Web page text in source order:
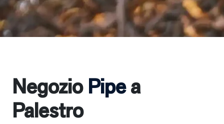
Negozio Pipea
Palestro